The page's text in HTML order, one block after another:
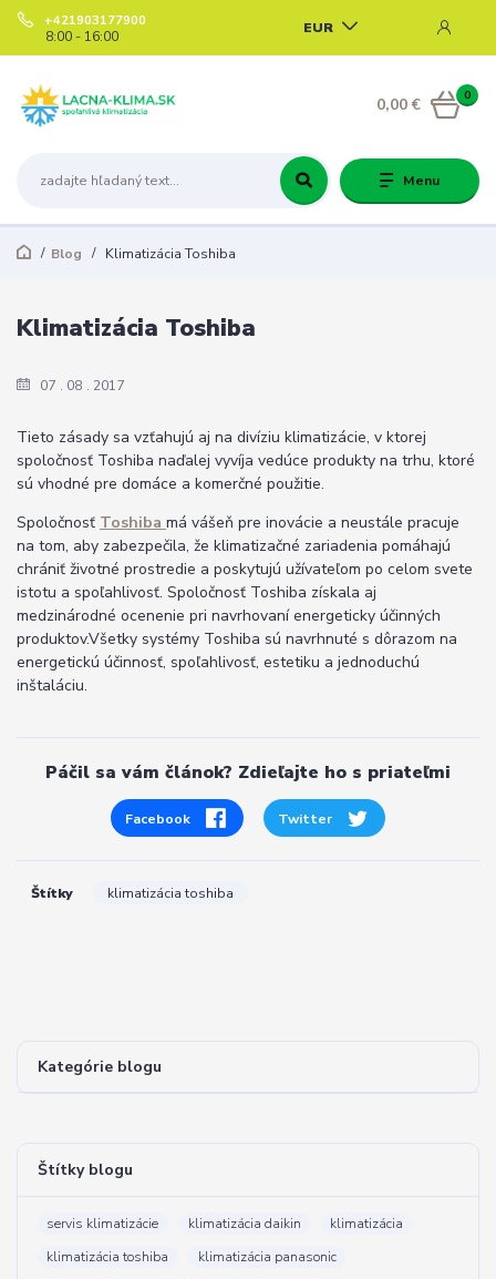
Menu
EUR
+421903177900
8:00 - 16:00
0
0,00 €
Blog Klimatizácia Toshiba
Kategórie blogu
Štítky blogu
servis klimatizácie klimatizácia daikin
klimatizácia
klimatizácia toshiba
klimatizácia panasonic
07 08 2017
Klimatizácia Toshiba
Tieto zásady sa vzťahujú aj na divíziu klimatizácie, v ktorej
spoločnosť Toshiba naďalej vyvíja vedúce produkty na trhu, ktoré
sú vhodné pre domáce a komerčné použitie.
Spoločnosť Toshiba má vášeň pre inovácie a neustále pracuje
na tom, aby zabezpečila, že klimatizačné zariadenia pomáhajú
chrániť životné prostredie a poskytujú užívateľom po celom svete
istotu a spoľahlivosť. Spoločnosť Toshiba získala aj
medzinárodné ocenenie pri navrhovaní energeticky účinných
produktov.Všetky systémy Toshiba sú navrhnuté s dôrazom na
energetickú účinnosť, spoľahlivosť, estetiku a jednoduchú
inštaláciu.
Páčil sa vám článok? Zdieľajte ho s priateľmi
Facebook Twitter
Štítky klimatizácia toshiba